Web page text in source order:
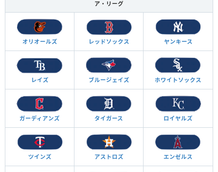
ア・リーグ
オリオールズ レッドソックス ヤンキース
レイズ ブルージェイズ ホワイトソックス
ガーディアンズ タイガース ロイヤルズ
ツインズ アストロズ エンゼルス